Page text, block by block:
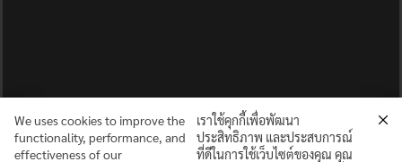
We uses cookies to improve the
functionality, performance, and
effectiveness of our
เราใช้คุกกี้เพื่อพัฒนา
ประสิทธิภาพ และประสบการณ์
ที่ดีในการใช้เว็บไซต์ของคุณ คุณ